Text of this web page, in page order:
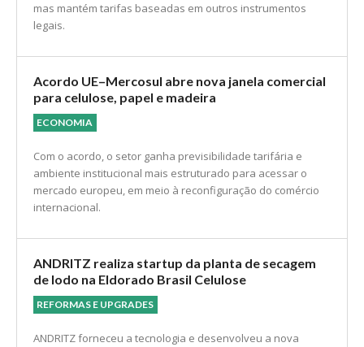
mas mantém tarifas baseadas em outros instrumentos
legais.
Acordo UE–Mercosul abre nova janela comercial
para celulose, papel e madeira
ECONOMIA
Com o acordo, o setor ganha previsibilidade tarifária e
ambiente institucional mais estruturado para acessar o
mercado europeu, em meio à reconfiguração do comércio
internacional.
ANDRITZ realiza startup da planta de secagem
de lodo na Eldorado Brasil Celulose
REFORMAS E UPGRADES
ANDRITZ forneceu a tecnologia e desenvolveu a nova